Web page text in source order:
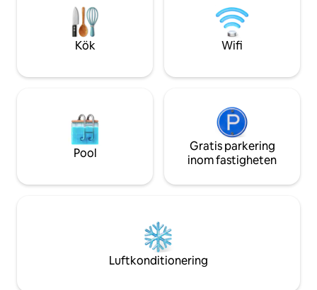
Wadden Sea. På hösten kan du uppleva
"Black Sun". Möjlighet till två extrasängar
Stranden og
Kök Wifi
Pool
Gratis parkering
inom fastigheten
Luftkonditionering